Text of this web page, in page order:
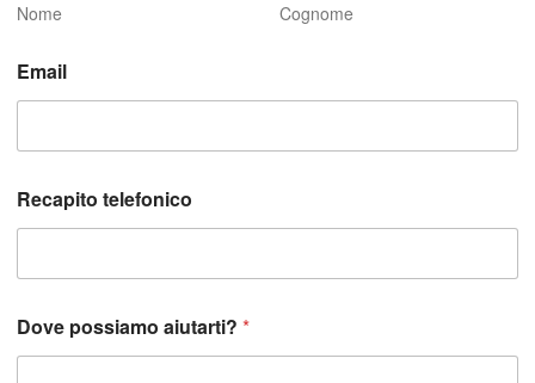
Nome Cognome
e
c
p
t
o
a
u
a
Email
Recapito telefonico
Dove possiamo aiutarti?*